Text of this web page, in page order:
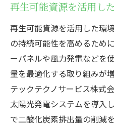
再生可能資源導入
再生可能資源活用が
ーション事例
革新的な設備管理
再生可能エネルギ
企業が直面した課
再生可能資源を活
再生可能資源を活用し
再生可能資源を活用した環
の持続可能性を高めるため
ーパネルや風力発電などを
量を最適化する取り組みが
テックテクノサービス株式
太陽光発電システムを導入
で二酸化炭素排出量の削減